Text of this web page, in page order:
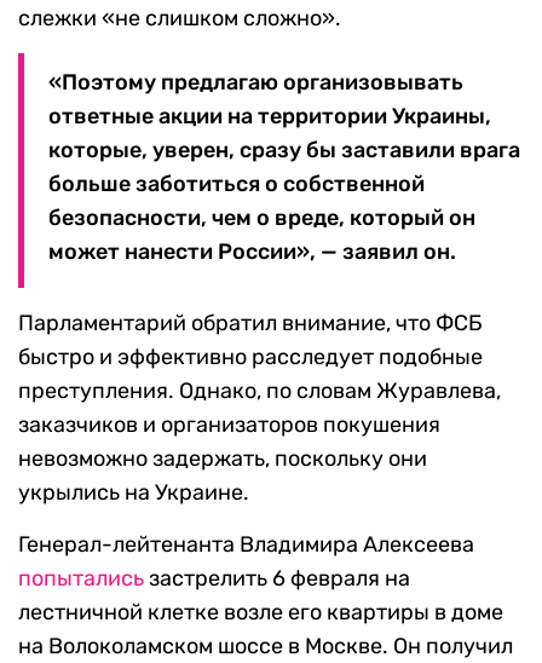
слежки «не слишком сложно».
«Поэтому предлагаю организовывать
ответные акции на территории Украины,
которые, уверен, сразу бы заставили врага
больше заботиться о собственной
безопасности, чем о вреде, который он
может нанести России», — заявил он.
Парламентарий обратил внимание, что ФСБ
быстро и эффективно расследует подобные
преступления. Однако, по словам Журавлева,
заказчиков и организаторов покушения
невозможно задержать, поскольку они
укрылись на Украине.
Генерал-лейтенанта Владимира Алексеева
попыталисьзастрелить 6 февраля на
лестничной клетке возле его квартиры в доме
на Волоколамском шоссе в Москве. Он получил